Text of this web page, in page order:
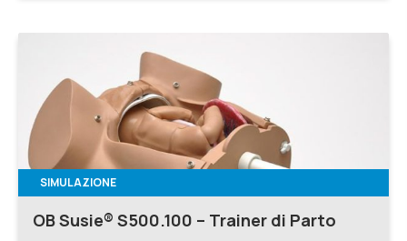
SIMULAZIONE
OB Susie® S500.100 – Trainer di Parto